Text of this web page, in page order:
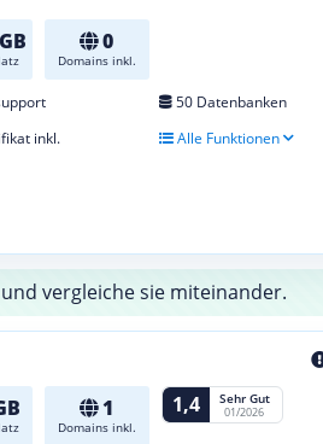
0
Domains inkl.
50 Datenbanken
inkl.
Alle Funktionen
vergleiche sie miteinander.
1
Domains inkl.
1,4 Sehr Gut
01/2026